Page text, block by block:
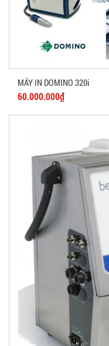
MÁY IN DOMINO 320i
60.000.000₫